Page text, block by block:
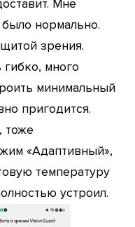
Мне
нормально.
зрения.
много
минимальный
пригодится.
тоже
«Адаптивный»,
температуру
устроил.